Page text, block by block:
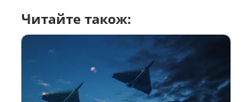
Читайте також: